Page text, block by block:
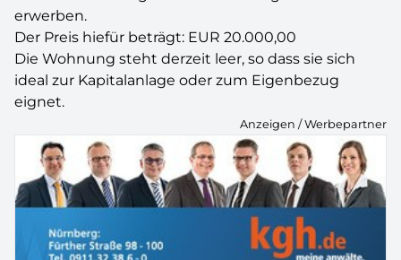
erwerben.
Der Preis hiefür beträgt: EUR 20.000,00
Die Wohnung steht derzeit leer, so dass sie sich
ideal zur Kapitalanlage oder zum Eigenbezug
eignet.
Anzeigen / Werbepartner